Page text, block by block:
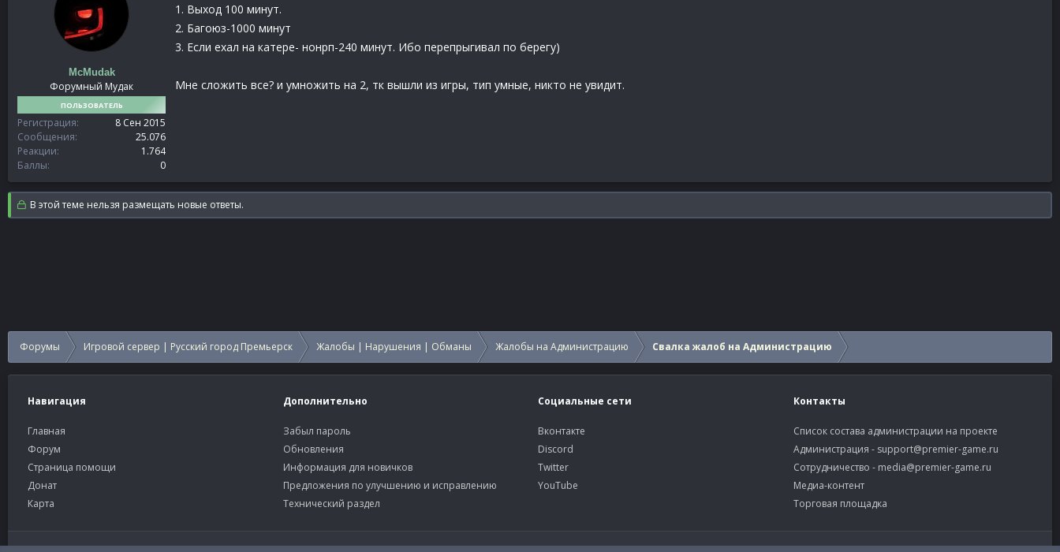
McMudak
Форумный Мудак
ПОЛЬЗОВАТЕЛЬ
Регистрация
8 Сен 2015
Сообщения
25.076
Реакции
1.764
Баллы
0
1. Выход 100 минут.
2. Багоюз-1000 минут
3. Если ехал на катере- нонрп-240 минут. Ибо перепрыгивал по берегу)
Мне сложить все? и умножить на 2, тк вышли из игры, тип умные, никто не увидит.
В этой теме нельзя размещать новые ответы.
Форумы Игровой сервер | Русский город Премьерск Жалобы | Нарушения | Обманы Жалобы на Администрацию Свалка жалоб на Администрацию
Навигация
Главная
Форум
Страница помощи
Донат
Карта
Дополнительно
Забыл пароль
Обновления
Информация для новичков
Предложения по улучшению и исправлению
Технический раздел
Социальные сети
Вконтакте
Discord
Twitter
YouTube
Контакты
Список состава администрации на проекте
Администрация - support@premier-game.ru
Сотрудничество - media@premier-game.ru
Медиа-контент
Торговая площадка